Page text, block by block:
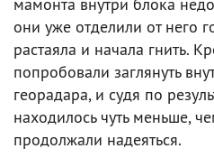
они уже отделили от него
растаяла и начала гнить.
попробовали заглянуть
георадара, и судя по
находилось чуть меньше,
продолжали надеяться.